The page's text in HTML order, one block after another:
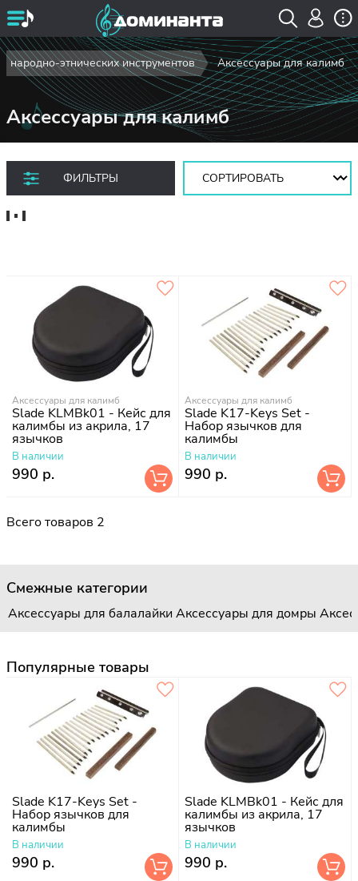
народно-этнических инструментов Аксессуары для калимб
Аксессуары для калимб
ФИЛЬТРЫ
Сортировать:
Аксессуары для калимб
Slade KLMBk01 - Кейс для
калимбы из акрила, 17
язычков
В наличии
990 р.
Аксессуары для калимб
Slade K17-Keys Set -
Набор язычков для
калимбы
В наличии
990 р.
Всего товаров 2
Смежные категории
Аксессуары для балалайки Аксессуары для домры
Популярные товары
Slade K17-Keys Set -
Набор язычков для
калимбы
В наличии
990 р.
Slade KLMBk01 - Кейс для
калимбы из акрила, 17
язычков
В наличии
990 р.